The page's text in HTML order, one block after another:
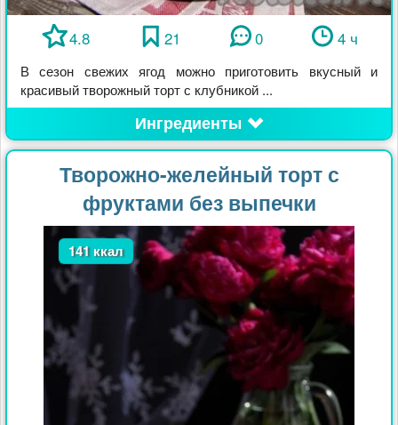
4.8 21 0 4 ч
В сезон свежих ягод можно приготовить вкусный и
красивый творожный торт с клубникой ...
Ингредиенты
Творожно-желейный торт с
фруктами без выпечки
141 ккал